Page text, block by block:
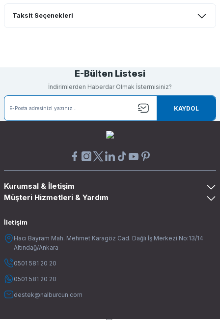
Bu ürüne ilk yorumu siz yapın!
Taksit Seçenekleri
E-Bülten Listesi
İndirimlerden Haberdar Olmak İstermisiniz?
KAYDOL
Kurumsal & İletişim
Müşteri Hizmetleri & Yardım
İletişim
Hacı Bayram Mah. Mehmet Karagöz Cad. Dağlı İş Merkezi No:13/14
Altındağ/Ankara
0501 581 20 20
0501 581 20 20
destek@nalburcun.com